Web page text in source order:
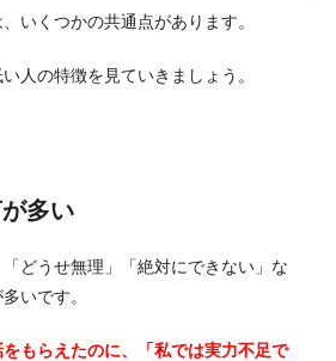
いくつかの共通点があります。
人の特徴を見ていきましょう。
多い
どうせ無理」「絶対にできない」な
いです。
もらえたのに、「私では実力不足で